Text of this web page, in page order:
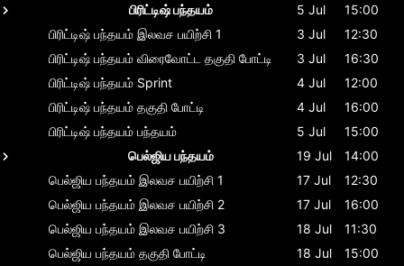
பிரிட்டிஷ் பந்தயம்
5 Jul
15:00
பிரிட்டிஷ் பந்தயம் இலவச பயிற்சி 1 3 Jul
12:30
பிரிட்டிஷ் பந்தயம் விரைவோட்ட தகுதி போட்டி 3 Jul
16:30
பிரிட்டிஷ் பந்தயம் Sprint 4 Jul
12:00
பிரிட்டிஷ் பந்தயம் தகுதி போட்டி 4 Jul
16:00
பிரிட்டிஷ் பந்தயம் பந்தயம் 5 Jul
15:00
பெல்ஜிய பந்தயம்
19 Jul
14:00
பெல்ஜிய பந்தயம் இலவச பயிற்சி 1 17 Jul
12:30
பெல்ஜிய பந்தயம் இலவச பயிற்சி 2 17 Jul
16:00
பெல்ஜிய பந்தயம் இலவச பயிற்சி 3 18 Jul
11:30
பெல்ஜிய பந்தயம் தகுதி போட்டி 18 Jul
15:00